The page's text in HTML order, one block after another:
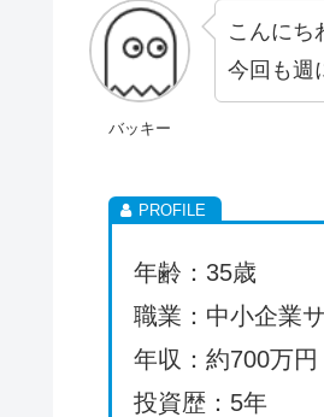
バッキー
こんにち
今回も週
年齢：35歳
職業：中小企業
年収：約700万円
投資歴：5年